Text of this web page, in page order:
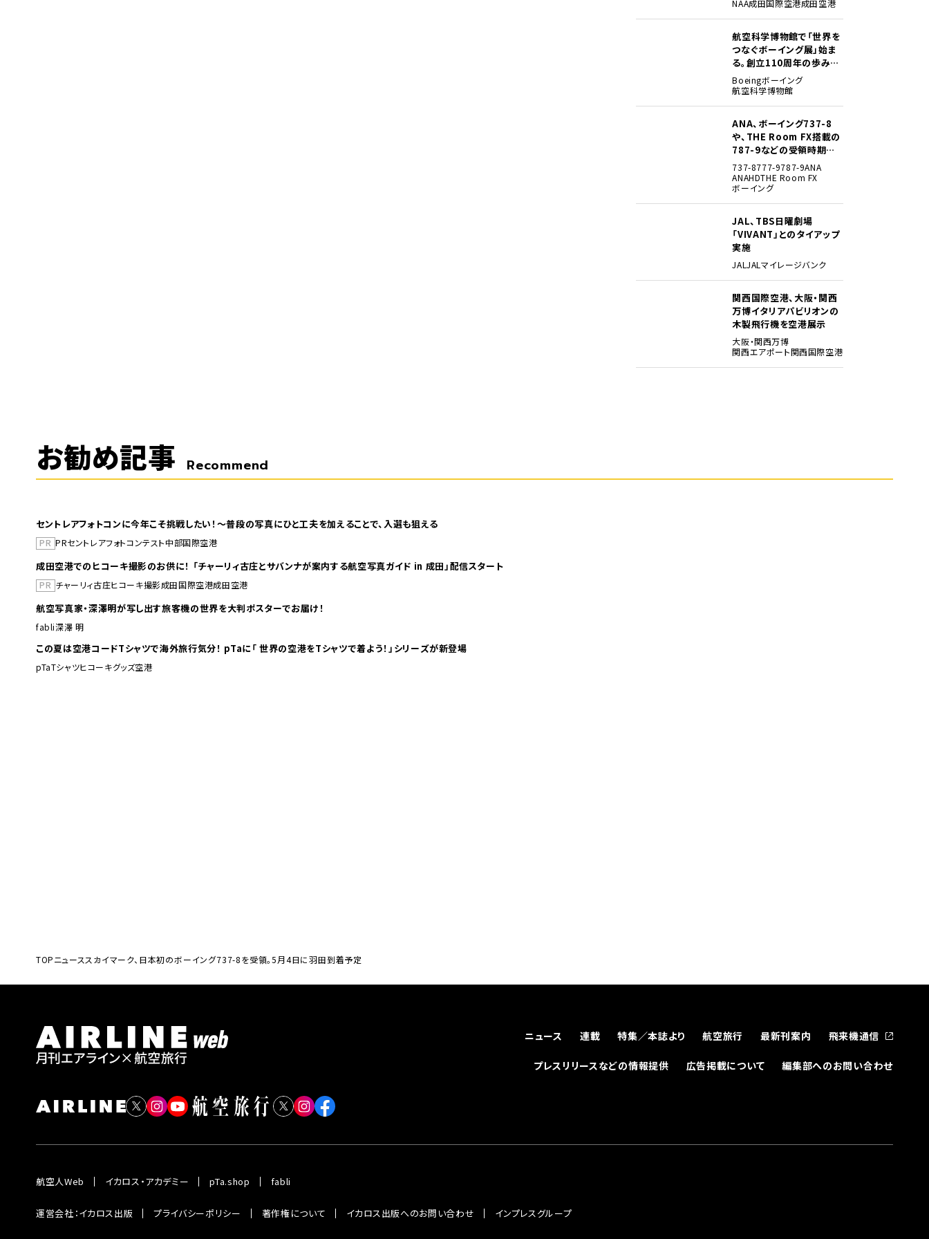
NAA成田国際空港成田空港
航空科学博物館で「世界を
つなぐボーイング展」始ま
る。創立110周年の歩みを
貴重な資料でたどる
Boeingボーイング
航空科学博物館
ANA、ボーイング737-8
や、THE Room FX搭載の
787-9などの受領時期見
込みを明らかに
737-8777-9787-9ANA
ANAHDTHE Room FX
ボーイング
JAL、TBS日曜劇場
「VIVANT」とのタイアップ
実施
JALJALマイレージバンク
関西国際空港、大阪・関西
万博イタリアパビリオンの
木製飛行機を空港展示
大阪・関西万博
関西エアポート関西国際空港
お勧め記事 Recommend
セントレアフォトコンに今年こそ挑戦したい！～普段の写真にひと工夫を加えることで、入選も狙える
PR PRセントレアフォトコンテスト中部国際空港
成田空港でのヒコーキ撮影のお供に！ 「チャーリィ古庄とサバンナが案内する航空写真ガイド in 成田」配信スタート
PR チャーリィ古庄ヒコーキ撮影成田国際空港成田空港
航空写真家・深澤明が写し出す旅客機の世界を大判ポスターでお届け！
fabli深澤 明
この夏は空港コードTシャツで海外旅行気分！ pTaに「 世界の空港をTシャツで着よう！」シリーズが新登場
pTaTシャツヒコーキグッズ空港
TOPニューススカイマーク、日本初のボーイング737-8を受領。5月4日に羽田到着予定
ニュース 連載 特集／本誌より 航空旅行 最新刊案内 飛来機通信
プレスリリースなどの情報提供 広告掲載について 編集部へのお問い合わせ
航空人Web イカロス・アカデミー pTa.shop fabli
運営会社：イカロス出版 プライバシーポリシー 著作権について イカロス出版へのお問い合わせ インプレスグループ